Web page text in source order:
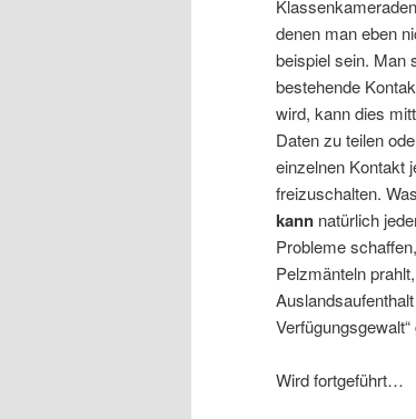
denen man eben
beispiel sein. Man
bestehende
wird, kann dies
Daten zu teilen
einzelnen Kontakt
freizuschalten.
kann natürlich
Probleme
Pelzmänteln
Wird fortgeführt…